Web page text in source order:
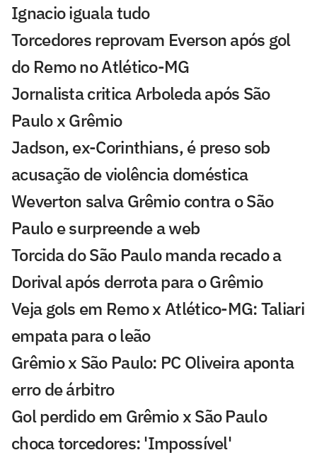
Ignacio iguala tudo
Torcedores reprovam Everson após gol
do Remo no Atlético-MG
Jornalista critica Arboleda após São
Paulo x Grêmio
Jadson, ex-Corinthians, é preso sob
acusação de violência doméstica
Weverton salva Grêmio contra o São
Paulo e surpreende a web
Torcida do São Paulo manda recado a
Dorival após derrota para o Grêmio
Veja gols em Remo x Atlético-MG: Taliari
empata para o leão
Grêmio x São Paulo: PC Oliveira aponta
erro de árbitro
Gol perdido em Grêmio x São Paulo
choca torcedores: 'Impossível'